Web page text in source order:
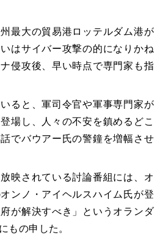
最大の貿易港ロッテルダム港が
はサイバー攻撃の的になりかね
侵攻後、早い時点で専門家も指
ると、軍司令官や軍事専門家が
場し、人々の不安を鎮めるどこ
でバウアー氏の警鐘を増幅させ
映されている討論番組には、オ
ンノ・アイヘルスハイム氏が登
が解決すべき」というオランダ
もの申した。